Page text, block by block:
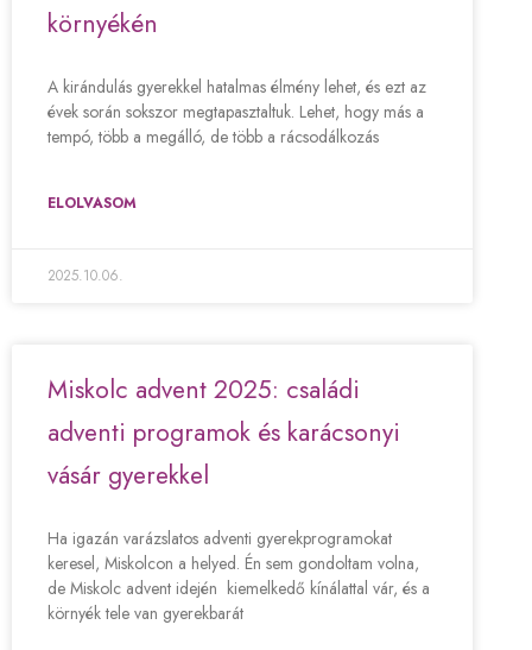
környékén
A kirándulás gyerekkel hatalmas élmény lehet, és ezt az
évek során sokszor megtapasztaltuk. Lehet, hogy más a
tempó, több a megálló, de több a rácsodálkozás
ELOLVASOM
2025.10.06.
Miskolc advent 2025: családi
adventi programok és karácsonyi
vásár gyerekkel
Ha igazán varázslatos adventi gyerekprogramokat
keresel, Miskolcon a helyed. Én sem gondoltam volna,
de Miskolc advent idején kiemelkedő kínálattal vár, és a
környék tele van gyerekbarát